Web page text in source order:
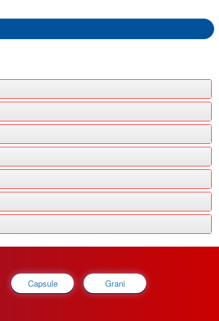
Capsule Grani